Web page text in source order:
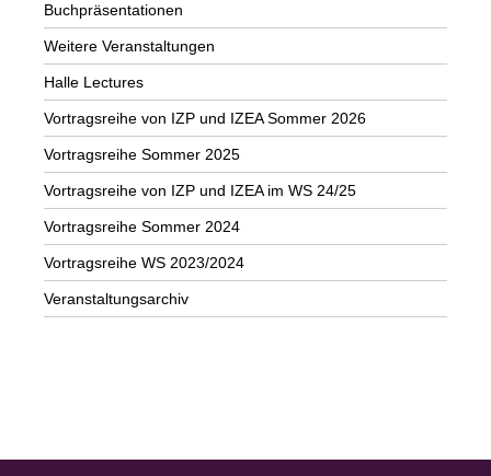
Buchpräsentationen
Weitere Veranstaltungen
Halle Lectures
Vortragsreihe von IZP und IZEA Sommer 2026
Vortragsreihe Sommer 2025
Vortragsreihe von IZP und IZEA im WS 24/25
Vortragsreihe Sommer 2024
Vortragsreihe WS 2023/2024
Veranstaltungsarchiv